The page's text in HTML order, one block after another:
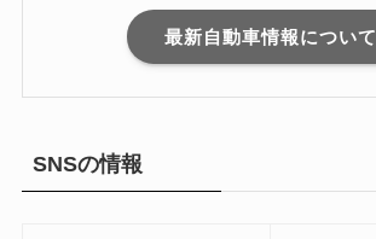
最新自動車情報について
SNSの情報